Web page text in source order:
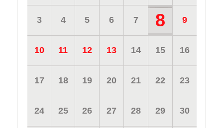
3 4 5 6 7 8 9
10 11 12 13 14 15 16
17 18 19 20 21 22 23
24 25 26 27 28 29 30